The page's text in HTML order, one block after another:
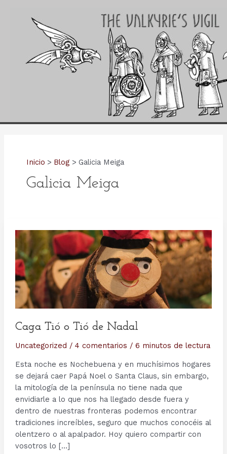
Inicio Blog Galicia Meiga
Galicia Meiga
Caga Tió o Tió de Nadal
Uncategorized / 4 comentarios / 6 minutos de lectura
Esta noche es Nochebuena y en muchísimos hogares
se dejará caer Papá Noel o Santa Claus, sin embargo,
la mitología de la península no tiene nada que
envidiarle a lo que nos ha llegado desde fuera y
dentro de nuestras fronteras podemos encontrar
tradiciones increíbles, seguro que muchos conocéis al
olentzero o al apalpador. Hoy quiero compartir con
vosotros lo […]